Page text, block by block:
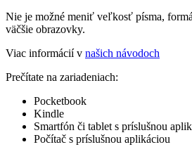
Nie je možné meniť veľkosť písma,
väčšie obrazovky.
Viac informácií v našich návodoch
Prečítate na zariadeniach:
Pocketbook
Kindle
Smartfón či tablet s príslušnou
Počítač s príslušnou aplikáciou